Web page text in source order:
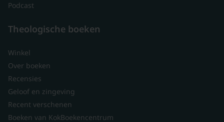
Podcast
Theologische boeken
Winkel
Over boeken
Recensies
Geloof en zingeving
Recent verschenen
Boeken van KokBoekencentrum